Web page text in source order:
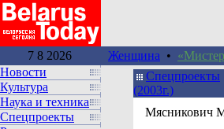
7 8 2026 Женщина •
Новости
Культура
Наука и техника
Спецпроекты
Спецпроекты
(2003г.)
Мясникович